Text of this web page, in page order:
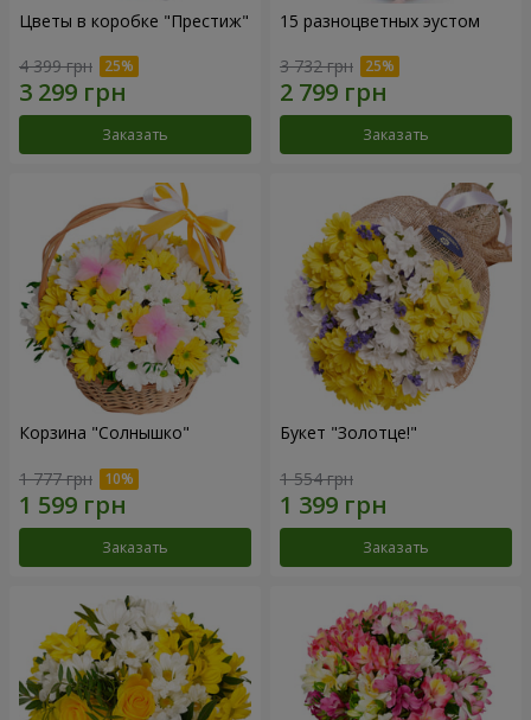
Цветы в коробке "Престиж"
4 399 грн
Заказать
15 разноцветных эустом
3 732 грн
Заказать
Корзина "Солнышко"
1 777 грн
Заказать
Букет "Золотце!"
1 554 грн
Заказать